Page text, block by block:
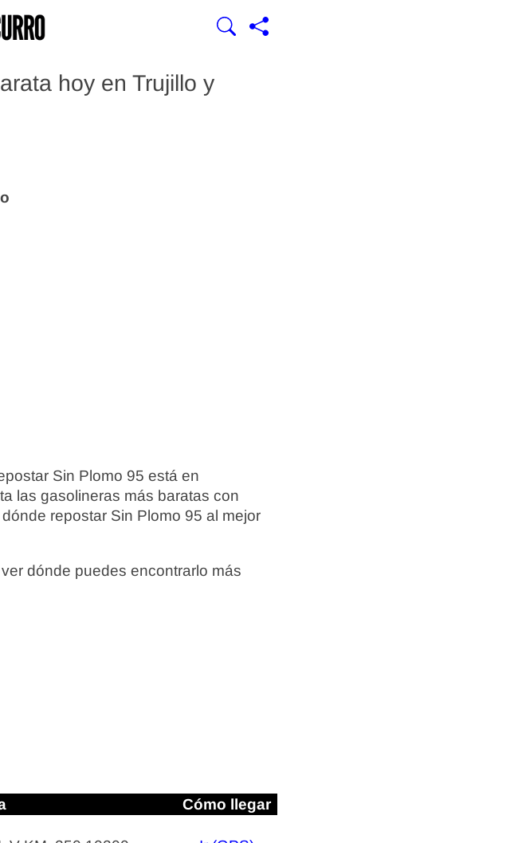
hoy en Trujillo y
Sin Plomo 95 está en
las gasolineras más baratas con
repostar Sin Plomo 95 al mejor
dónde puedes encontrarlo más
Cómo llegar